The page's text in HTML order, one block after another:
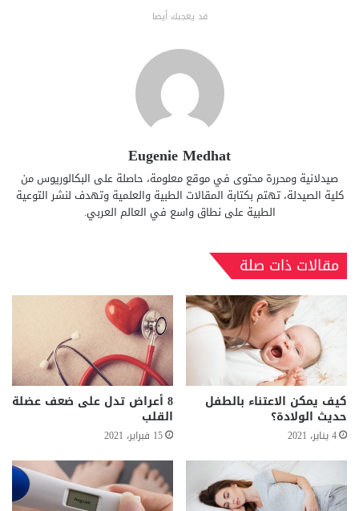
قد يعجبك أيضا
Eugenie Medhat
صيدلانية ومحررة محتوى في موقع معلومة، حاصلة على البكالوريوس من
كلية الصيدلة، تهتم بكتابة المقالات الطبية والعلمية وتهدف لنشر التوعية
الطبية على نطاق واسع في العالم العربي.
مقالات ذات صلة
كيف يمكن الاعتناء بالطفل
حديث الولادة؟
4 يناير، 2021
8 أعراض تدل على ضعف عضلة
القلب
15 فبراير، 2021